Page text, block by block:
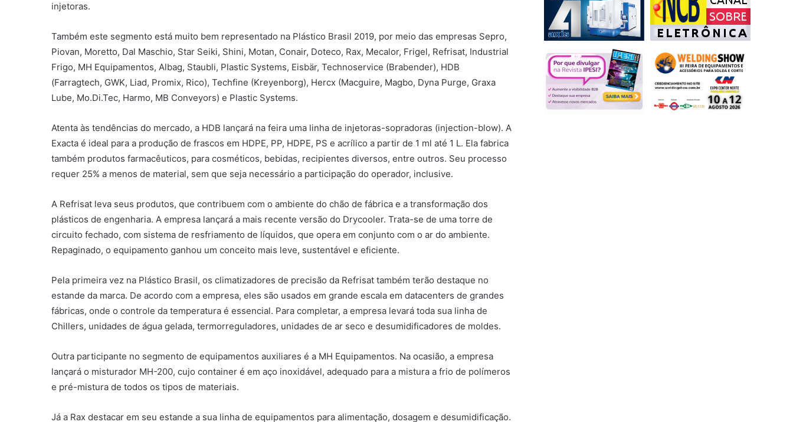
injetoras.
Também este segmento está muito bem representado na Plástico Brasil 2019, por meio das empresas Sepro,
Piovan, Moretto, Dal Maschio, Star Seiki, Shini, Motan, Conair, Doteco, Rax, Mecalor, Frigel, Refrisat, Industrial
Frigo, MH Equipamentos, Albag, Staubli, Plastic Systems, Eisbär, Technoservice (Brabender), HDB
(Farragtech, GWK, Liad, Promix, Rico), Techfine (Kreyenborg), Hercx (Macguire, Magbo, Dyna Purge, Graxa
Lube, Mo.Di.Tec, Harmo, MB Conveyors) e Plastic Systems.
Atenta às tendências do mercado, a HDB lançará na feira uma linha de injetoras-sopradoras (injection-blow). A
Exacta é ideal para a produção de frascos em HDPE, PP, HDPE, PS e acrílico a partir de 1 ml até 1 L. Ela fabrica
também produtos farmacêuticos, para cosméticos, bebidas, recipientes diversos, entre outros. Seu processo
requer 25% a menos de material, sem que seja necessário a participação do operador, inclusive.
A Refrisat leva seus produtos, que contribuem com o ambiente do chão de fábrica e a transformação dos
plásticos de engenharia. A empresa lançará a mais recente versão do Drycooler. Trata-se de uma torre de
circuito fechado, com sistema de resfriamento de líquidos, que opera em conjunto com o ar do ambiente.
Repaginado, o equipamento ganhou um conceito mais leve, sustentável e eficiente.
Pela primeira vez na Plástico Brasil, os climatizadores de precisão da Refrisat também terão destaque no
estande da marca. De acordo com a empresa, eles são usados em grande escala em datacenters de grandes
fábricas, onde o controle da temperatura é essencial. Para completar, a empresa levará toda sua linha de
Chillers, unidades de água gelada, termorreguladores, unidades de ar seco e desumidificadores de moldes.
Outra participante no segmento de equipamentos auxiliares é a MH Equipamentos. Na ocasião, a empresa
lançará o misturador MH-200, cujo container é em aço inoxidável, adequado para a mistura a frio de polímeros
e pré-mistura de todos os tipos de materiais.
Já a Rax destacar em seu estande a sua linha de equipamentos para alimentação, dosagem e desumidificação.